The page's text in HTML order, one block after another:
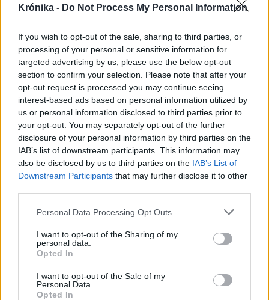
Krónika - Do Not Process My Personal Information
If you wish to opt-out of the sale, sharing to third parties, or
processing of your personal or sensitive information for
targeted advertising by us, please use the below opt-out
section to confirm your selection. Please note that after your
opt-out request is processed you may continue seeing
interest-based ads based on personal information utilized by
us or personal information disclosed to third parties prior to
your opt-out. You may separately opt-out of the further
disclosure of your personal information by third parties on the
IAB’s list of downstream participants. This information may
also be disclosed by us to third parties on the IAB’s List of
Downstream Participants that may further disclose it to other
Personal Data Processing Opt Outs
I want to opt-out of the Sharing of my
personal data.
Opted In
I want to opt-out of the Sale of my
Personal Data.
Opted In
A Majka-ügy csak a jéghegy
csúcsa, be kellene fejezni a
magyar–magyar acsarkodást
Székelyhon
Tömegverekedés lett a szűk
mezőgazdasági úti vitából
Csatószegen
Székelyhon
Életét vesztette két halász,
akiket villámcsapás ért a
Maros partján – frissítve
Székely Sport